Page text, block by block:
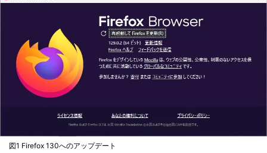
図1 Firefox 130へのアップデート